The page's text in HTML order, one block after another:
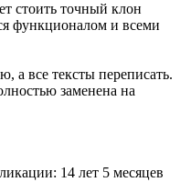
стоить точный клон
функционалом и всеми
а все тексты переписать.
заменена на
14 лет 5 месяцев